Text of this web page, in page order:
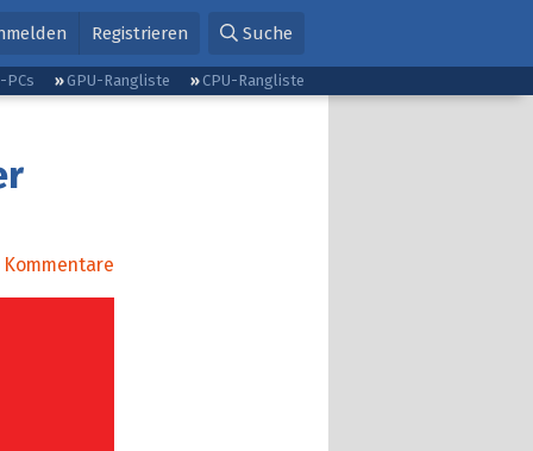
Registrieren Suche
PCs GPU-Rangliste CPU-Rangliste
Kommentare